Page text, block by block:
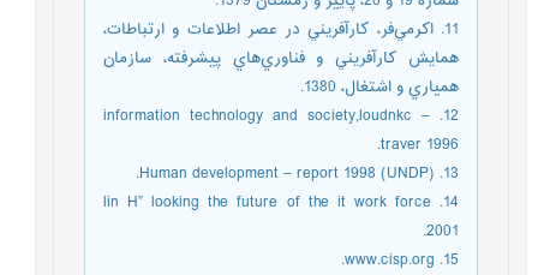
11. اكرمي‌فر، كارآفريني در عصر اطلاعات و ارتباطات،
همايش كارآفريني و فناوري‌هاي پيشرفته، سازمان
همياري و اشتغال، 1380.
12. information technology and society,loudnkc –
traver 1996.
13. Human development – report 1998 (UNDP).
14. lin H” looking the future of the it work force
2001.
15. www.cisp.org.